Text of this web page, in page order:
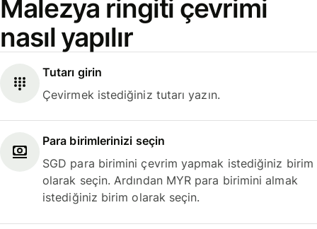
Malezya ringiti çevrimi
nasıl yapılır
Tutarı girin
Çevirmek istediğiniz tutarı yazın.
Para birimlerinizi seçin
SGD para birimini çevrim yapmak istediğiniz birim
olarak seçin. Ardından MYR para birimini almak
istediğiniz birim olarak seçin.